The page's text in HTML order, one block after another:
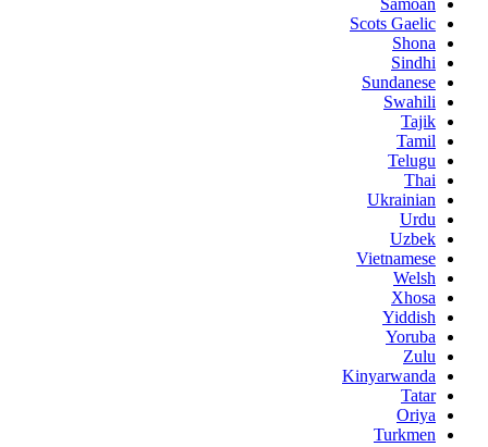
Samoan
Scots Gaelic
Shona
Sindhi
Sundanese
Swahili
Tajik
Tamil
Telugu
Thai
Ukrainian
Urdu
Uzbek
Vietnamese
Welsh
Xhosa
Yiddish
Yoruba
Zulu
Kinyarwanda
Tatar
Oriya
Turkmen